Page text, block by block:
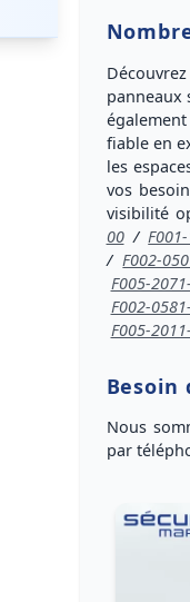
panneaux
fiable en
les
vos
visibilité
00 /
/ F002-
F005-
F002-
F005-
Besoin
Nous
par